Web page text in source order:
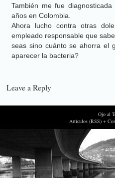
También me fue
años en Colombia.
Ahora lucho contra otras
empleado responsable que
seas sino cuánto se ahorra el
aparecer la bacteria?
Leave a Reply
Ojo al
Artículos (RSS) +